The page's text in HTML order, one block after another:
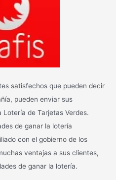
satisfechos que pueden decir
pueden enviar sus
de Tarjetas Verdes.
de ganar la lotería
con el gobierno de los
ventajas a sus clientes,
de ganar la lotería.